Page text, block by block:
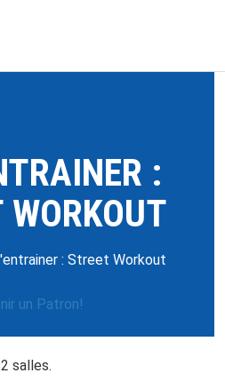
:
WORKOUT
: Street Workout
un Patron!
2 salles.